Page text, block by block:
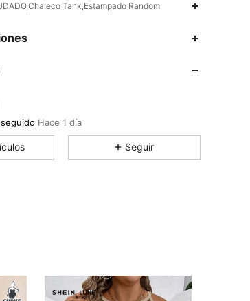
Tank,Estampado Random
178Artículos
178 332
Seguir